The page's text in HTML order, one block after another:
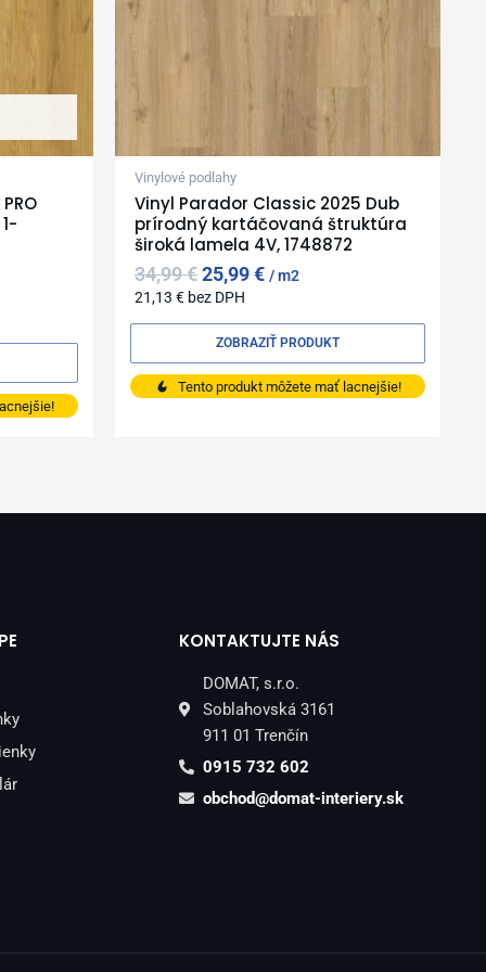
Vinylové podlahy
Vinyl Parador Classic 2025 Dub
prírodný kartáčovaná štruktúra
široká lamela 4V, 1748872
34,99€25,99€ m2
21,13 € bez DPH
Tento produkt môžete mať lacnejšie!
ZOBRAZIŤ PRODUKT
KONTAKTUJTE NÁS
DOMAT, s.r.o.
Soblahovská 3161
911 01 Trenčín
0915 732 602
obchod@domat-interiery.sk